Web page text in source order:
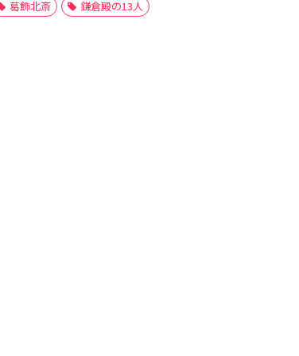
葛飾北斎 鎌倉殿の13人